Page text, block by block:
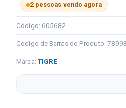
2 pessoas vendo agora
Código: 605682
Código de Barras do Produto:
Marca: TIGRE